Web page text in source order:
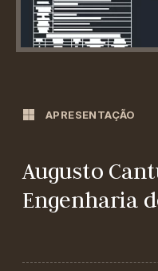
APRESENTAÇÃO
Augusto
Engenharia